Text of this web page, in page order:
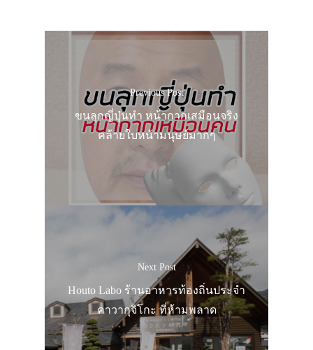
Previous Post
ขนลุกญี่ปุ่นทำ หน้ากากเสมือนจริง
คล้ายใบหน้ามนุษย์มากๆ
Next Post
Houto Labo ร้านอาหารท้องถิ่นประจำ
คาวากุจิโกะ ที่ห้ามพลาด